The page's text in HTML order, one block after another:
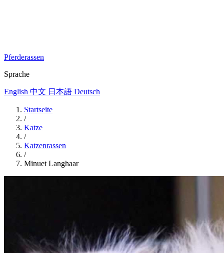
Pferderassen
Sprache
English 中文 日本語 Deutsch
Startseite
/
Katze
/
Katzenrassen
/
Minuet Langhaar